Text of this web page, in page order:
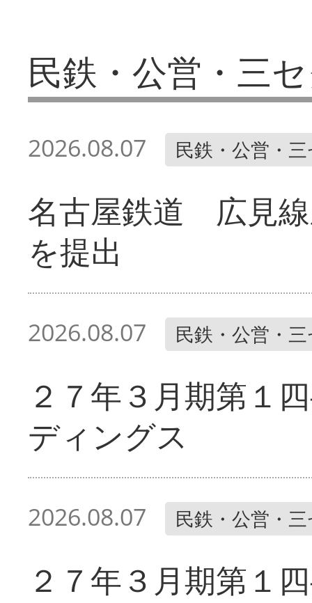
民鉄・公営・三
2026.08.07 民鉄・公営・
名古屋鉄道 広見
を提出
2026.08.07 民鉄・公営・
２７年３月期第１
ディングス
2026.08.07 民鉄・公営・
２７年３月期第１